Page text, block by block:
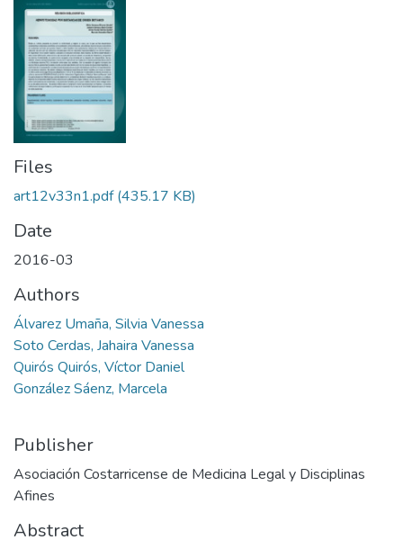
Files
art12v33n1.pdf(435.17 KB)
Date
2016-03
Authors
Álvarez Umaña, Silvia Vanessa
Soto Cerdas, Jahaira Vanessa
Quirós Quirós, Víctor Daniel
González Sáenz, Marcela
Publisher
Asociación Costarricense de Medicina Legal y Disciplinas
Afines
Abstract